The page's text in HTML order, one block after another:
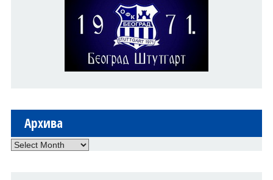
Архива